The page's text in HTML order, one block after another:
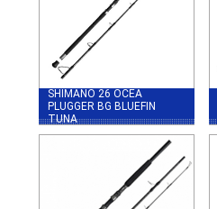
SHIMANO 26 OCEA
PLUGGER BG BLUEFIN
TUNA